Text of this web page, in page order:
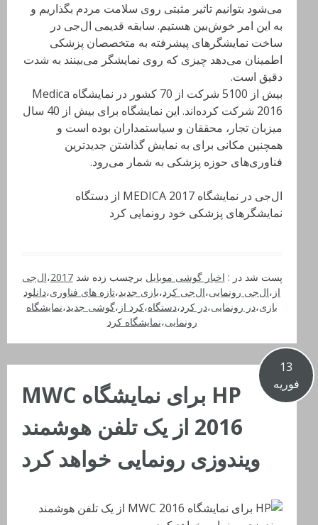
می‌شود بتوانیم تاثیر مثبتی روی سلامت مردم بگذاریم و
به این امر خوش‌بین هستیم. سابقه قدیمی ال‌جی در
ساخت نمایشگرهای پیشرفته به متخصصان پزشکی
اطمینان می‌دهد چیزی که روی نمایشگر می‌‌بینند به شدت
دقیق است.
بیش از 5100 شرکت از 70 کشور در نمایشگاه Medica
2016 شرکت کرده‌اند. این نمایشگاه برای بیش از 40 سال
میزبان تجار، محققان و سیاستمداران بوده است و
همچنین مکانی برای به نمایش گذاشتن جدیدترین
فناوری‌های حوزه پزشکی به شمار می‌رود.
ال‌جی در نمایشگاه MEDICA 2017 از دستگاه
نمایشگرهای پزشکی خود رونمایی کرد
پست شد در : اخبار گوشی موبایل برچسب زده شد2017،ال‌جی
از ،ال‌جی رونمایی،ال‌جی کرد،بازی جدید،تازه های فناوری،دانلود
بازی،در رونمایی،در کرد،دستگاه،کرد از ،گوشی جدید،نمایشگاه
رونمایی،نمایشگاه کرد
13
فوریه
HP برای نمایشگاه MWC
2016 از یک تلفن هوشمند
ویندوزی رونمایی خواهد کرد